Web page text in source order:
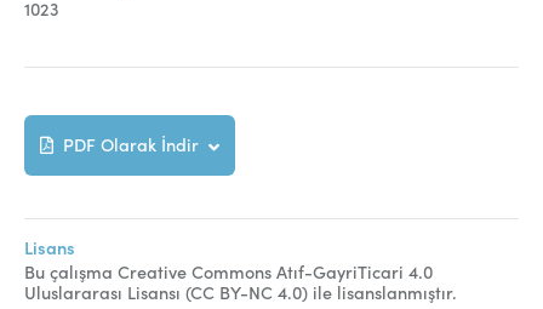
1023
PDF Olarak İndir
Lisans
Bu çalışma Creative Commons Atıf-GayriTicari 4.0
Uluslararası Lisansı (CC BY-NC 4.0) ile lisanslanmıştır.